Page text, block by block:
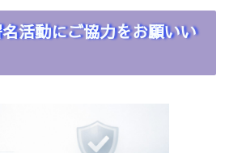
名活動にご協力をお願いい